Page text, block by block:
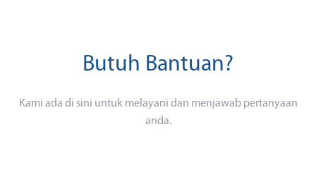
Butuh Bantuan?
Kami ada di sini untuk melayani dan menjawab pertanyaan
anda.